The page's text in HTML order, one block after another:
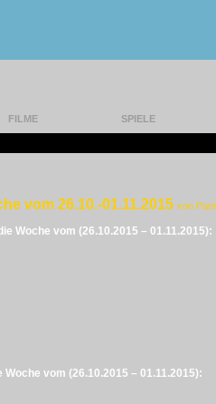
FILME SPIELE
vom 26.10.-01.11.2015 von
Woche vom (26.10.2015 – 01.11.2015):
vom (26.10.2015 – 01.11.2015):